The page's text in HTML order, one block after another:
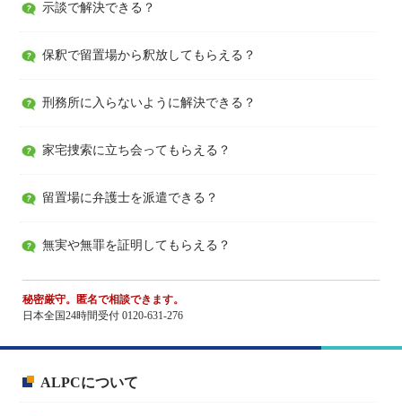
示談で解決できる？
保釈で留置場から釈放してもらえる？
刑務所に入らないように解決できる？
家宅捜索に立ち会ってもらえる？
留置場に弁護士を派遣できる？
無実や無罪を証明してもらえる？
秘密厳守。匿名で相談できます。
日本全国24時間受付 0120-631-276
ALPCについて